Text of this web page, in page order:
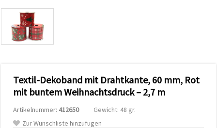
Funktionszwecken,
um unser
Angebot zu
verbessern
und
• Klicken Sie
auf "Alle
akzeptieren",
Cookies
zuzustimmen.
• Klicken Sie
Textil-Dekoband mit Drahtkante, 60 mm, Rot
mit buntem Weihnachtsdruck – 2,7 m
Artikelnummer: 412650
Gewicht: 48 gr.
Zur Wunschliste hinzufügen